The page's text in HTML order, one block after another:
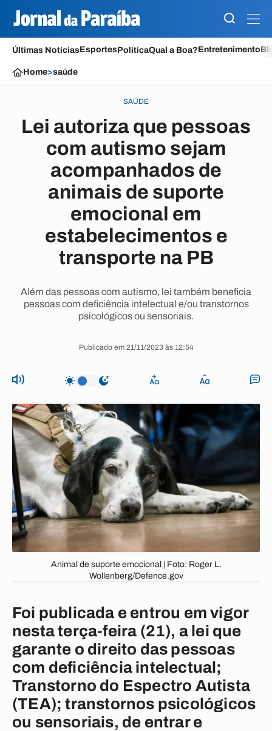
Últimas NotíciasEsportesPolíticaQual a Boa?Entretenimento
Home>saúde
SAÚDE
Lei autoriza que pessoas
com autismo sejam
acompanhados de
animais de suporte
emocional em
estabelecimentos e
transporte na PB
Além das pessoas com autismo, lei também beneficia
pessoas com deficiência intelectual e/ou transtornos
psicológicos ou sensoriais.
Publicado em 21/11/2023 às 12:54
Animal de suporte emocional | Foto: Roger L.
Wollenberg/Defence.gov
Foi publicada e entrou em vigor
nesta terça-feira (21), a lei que
garante o direito das pessoas
com deficiência intelectual;
Transtorno do Espectro Autista
(TEA); transtornos psicológicos
ou sensoriais, de entrar e